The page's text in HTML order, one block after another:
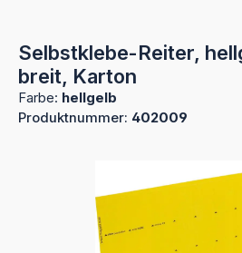
Selbstklebe-Reiter,
breit, Karton
Farbe: hellgelb
Produktnummer: 402009